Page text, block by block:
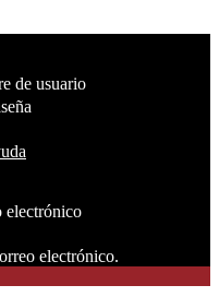
de usuario
electrónico
electrónico.